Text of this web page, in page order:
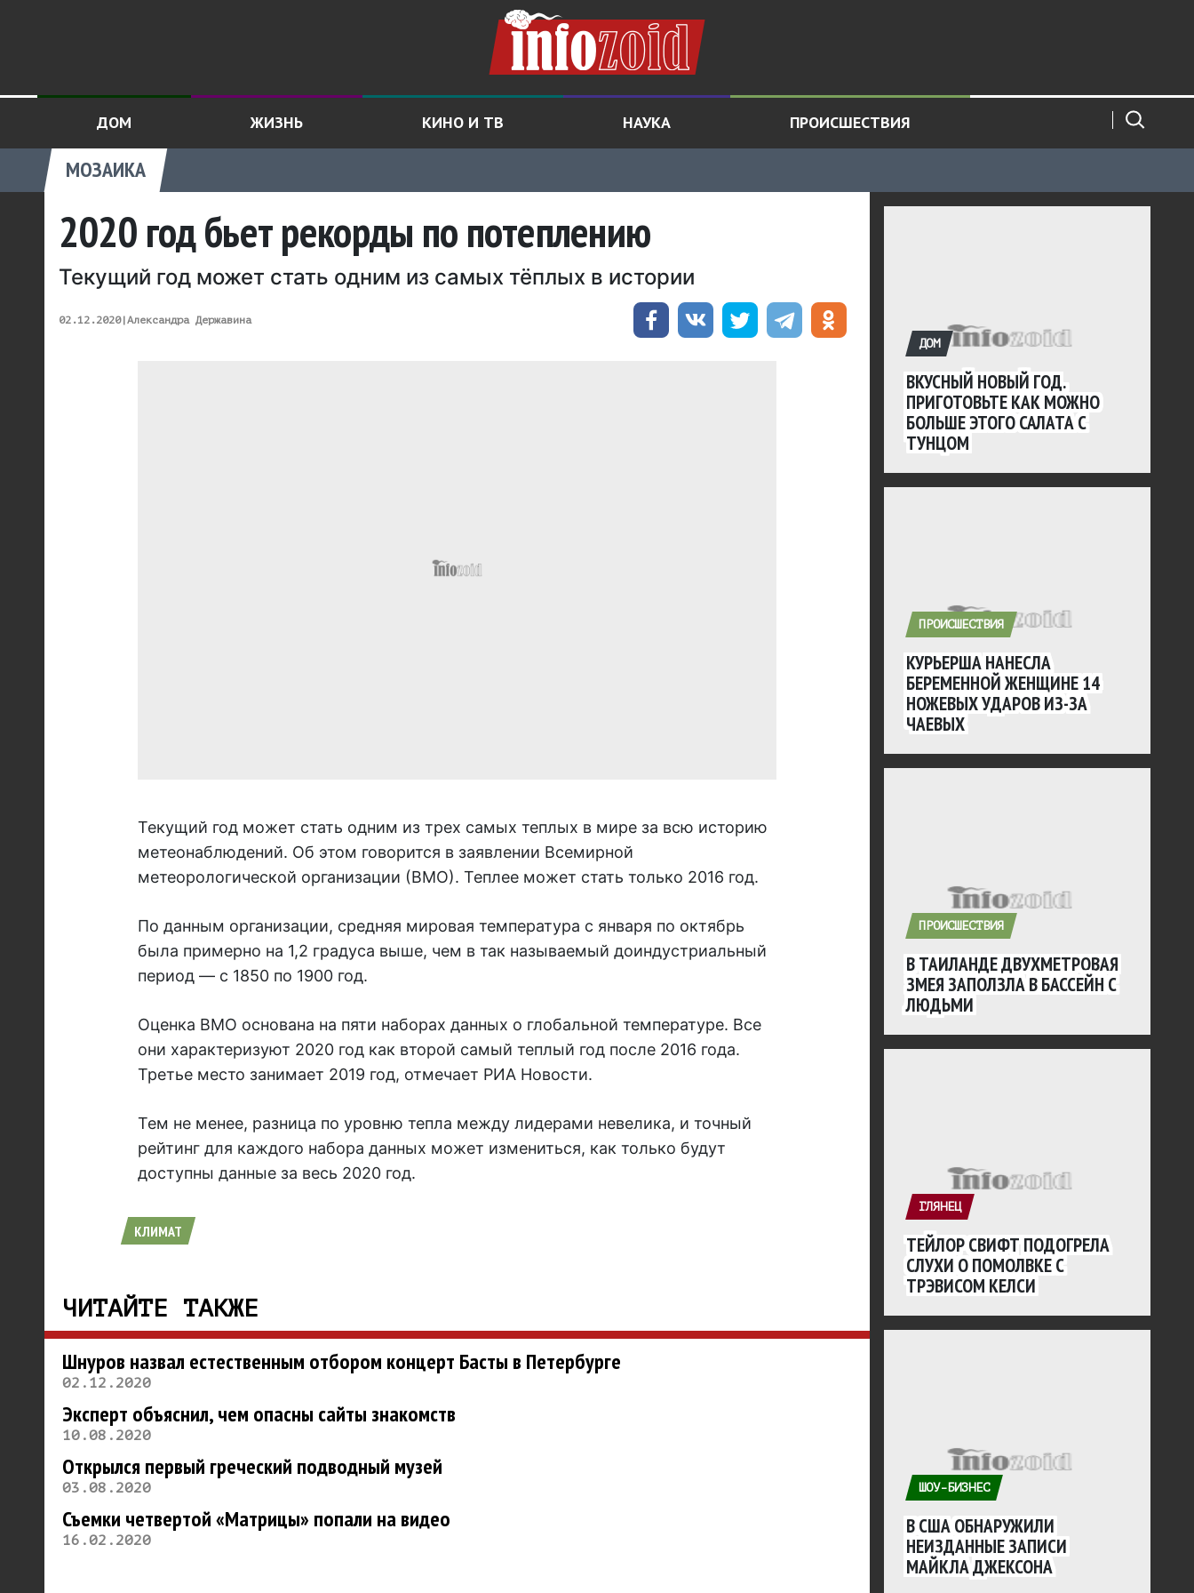
ДОМ ЖИЗНЬ КИНО И ТВ НАУКА ПРОИСШЕСТВИЯ
МОЗАИКА
2020 год бьет рекорды по потеплению
Текущий год может стать одним из самых тёплых в истории
02.12.2020|Александра Державина
Текущий год может стать одним из трех самых теплых в мире за всю историю
метеонаблюдений. Об этом говорится в заявлении Всемирной
метеорологической организации (ВМО). Теплее может стать только 2016 год.
По данным организации, средняя мировая температура с января по октябрь
была примерно на 1,2 градуса выше, чем в так называемый доиндустриальный
период — с 1850 по 1900 год.
Оценка ВМО основана на пяти наборах данных о глобальной температуре. Все
они характеризуют 2020 год как второй самый теплый год после 2016 года.
Третье место занимает 2019 год, отмечает РИА Новости.
Тем не менее, разница по уровню тепла между лидерами невелика, и точный
рейтинг для каждого набора данных может измениться, как только будут
доступны данные за весь 2020 год.
КЛИМАТ
ЧИТАЙТЕ ТАКЖЕ
Шнуров назвал естественным отбором концерт Басты в Петербурге
02.12.2020
Эксперт объяснил, чем опасны сайты знакомств
10.08.2020
Открылся первый греческий подводный музей
03.08.2020
Съемки четвертой «Матрицы» попали на видео
16.02.2020
ДОМ
ВКУСНЫЙ НОВЫЙ ГОД.
ПРИГОТОВЬТЕ КАК МОЖНО
БОЛЬШЕ ЭТОГО САЛАТА С
ТУНЦОМ
ПРОИСШЕСТВИЯ
КУРЬЕРША НАНЕСЛА
БЕРЕМЕННОЙ ЖЕНЩИНЕ 14
НОЖЕВЫХ УДАРОВ ИЗ-ЗА
ЧАЕВЫХ
ПРОИСШЕСТВИЯ
В ТАИЛАНДЕ ДВУХМЕТРОВАЯ
ЗМЕЯ ЗАПОЛЗЛА В БАССЕЙН С
ЛЮДЬМИ
ГЛЯНЕЦ
ТЕЙЛОР СВИФТ ПОДОГРЕЛА
СЛУХИ О ПОМОЛВКЕ С
ТРЭВИСОМ КЕЛСИ
ШОУ-БИЗНЕС
В США ОБНАРУЖИЛИ
НЕИЗДАННЫЕ ЗАПИСИ
МАЙКЛА ДЖЕКСОНА